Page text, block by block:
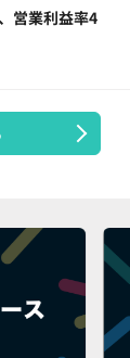
営業利益率4